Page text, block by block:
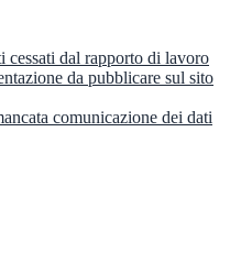
cessati dal rapporto di lavoro
da pubblicare sul sito
comunicazione dei dati